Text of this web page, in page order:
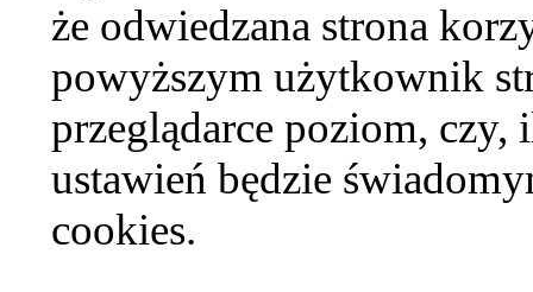
że odwiedzana strona
powyższym użytkownik
przeglądarce poziom,
ustawień będzie
cookies.